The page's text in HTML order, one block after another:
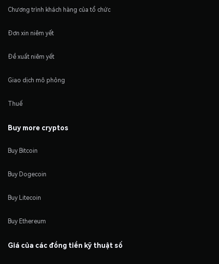
Chương trình khách hàng của tổ chức
Đơn xin niêm yết
Đề xuất niêm yết
Giao dịch mô phỏng
Thuế
Buy more cryptos
Buy Bitcoin
Buy Dogecoin
Buy Litecoin
Buy Ethereum
Giá của các đồng tiền kỹ thuật số